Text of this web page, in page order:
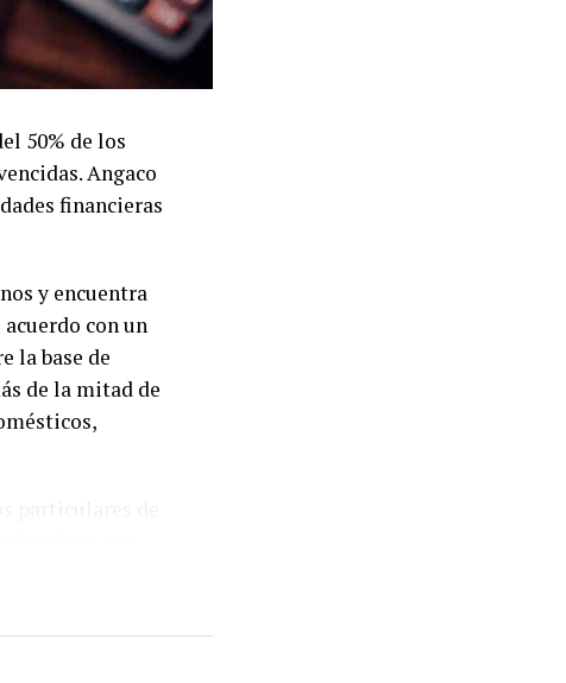
50% de los
Angaco
financieras
y encuentra
con un
la base de
de la mitad de
que
obligaciones
registrado